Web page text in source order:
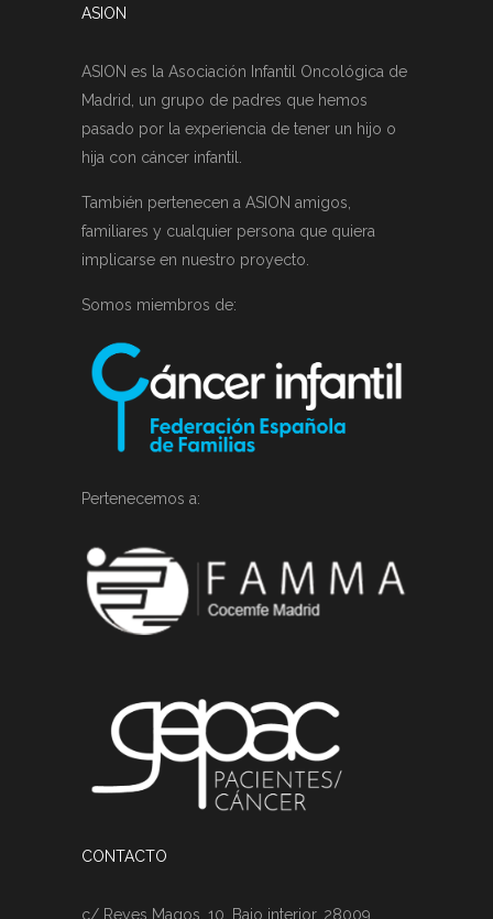
ASION
ASION es la Asociación Infantil Oncológica de
Madrid, un grupo de padres que hemos
pasado por la experiencia de tener un hijo o
hija con cáncer infantil.
También pertenecen a ASION amigos,
familiares y cualquier persona que quiera
implicarse en nuestro proyecto.
Somos miembros de:
Pertenecemos a:
CONTACTO
c/ Reyes Magos, 10. Bajo interior. 28009.